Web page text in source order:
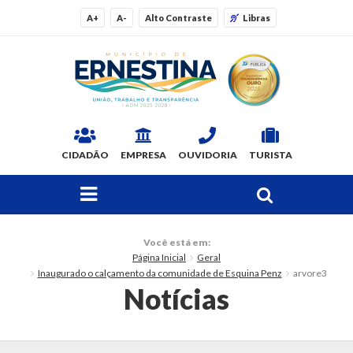
A+ A- Alto Contraste Libras
CIDADÃO EMPRESA OUVIDORIA TURISTA
Dados Gerais
Você está em:
Página Inicial
Geral
Inaugurado o calçamento da comunidade de Esquina Penz
arvore3
Notícias